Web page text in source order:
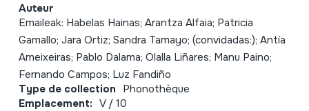
Auteur
Emaileak: Habelas Hainas; Arantza Alfaia; Patricia
Gamallo; Jara Ortiz; Sandra Tamayo; (convidadas:); Antía
Ameixeiras; Pablo Dalama; Olalla Liñares; Manu Paino;
Fernando Campos; Luz Fandiño
Type de collection Phonothèque
Emplacement: V / 10